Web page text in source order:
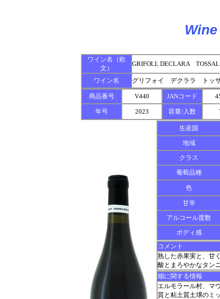
ワイン名（欧
文）
GRIFOLL DECLARA
ワイン名 グリフォイ デクララ トッ
商品番号 V440 JANコード
年号 2023 容量/入数
生産国
地域
クラス
葡萄品種
色
甘辛
アルコール度数
ボディ感
コメント
熟した赤果実と、甘
酸とまろやかなタン
畑に関する情報
エルモラール村、マ
質と粘土質土壌のミ